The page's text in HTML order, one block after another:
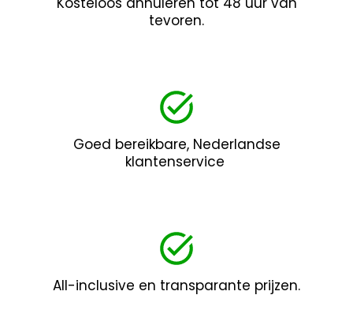
tevoren.
Goed bereikbare, Nederlandse
klantenservice
All-inclusive en transparante prijzen.